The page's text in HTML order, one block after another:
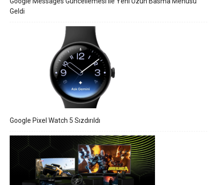
Geldi
Google Pixel Watch 5 Sızdırıldı